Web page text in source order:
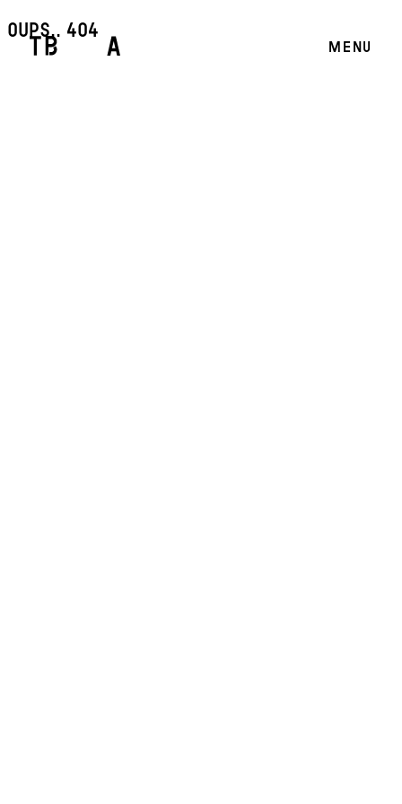
MENU
oups.. 404